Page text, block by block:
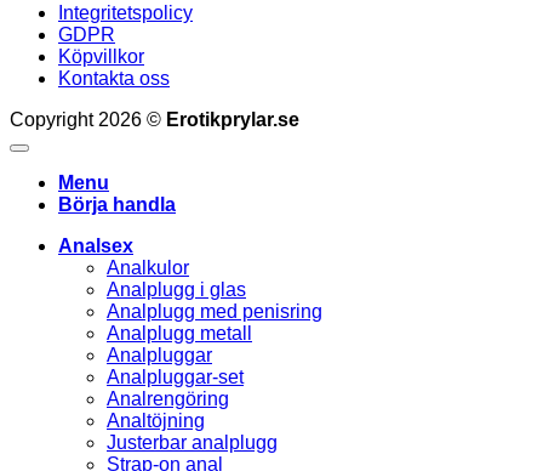
Integritetspolicy
GDPR
Köpvillkor
Kontakta oss
Copyright 2026 © Erotikprylar.se
Menu
Börja handla
Analsex
Analkulor
Analplugg i glas
Analplugg med penisring
Analplugg metall
Analpluggar
Analpluggar-set
Analrengöring
Analtöjning
Justerbar analplugg
Strap-on anal